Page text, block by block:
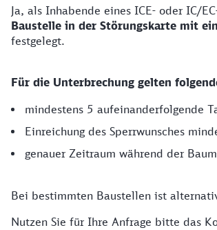
Ja, als Inhabende eines ICE- oder IC/
Baustelle in der Störungskarte mit
festgelegt.
Für die Unterbrechung gelten
mindestens 5 aufeinanderfolgende
Einreichung des Sperrwunsches
genauer Zeitraum während der
Bei bestimmten Baustellen ist
Nutzen Sie für Ihre Anfrage bitte das